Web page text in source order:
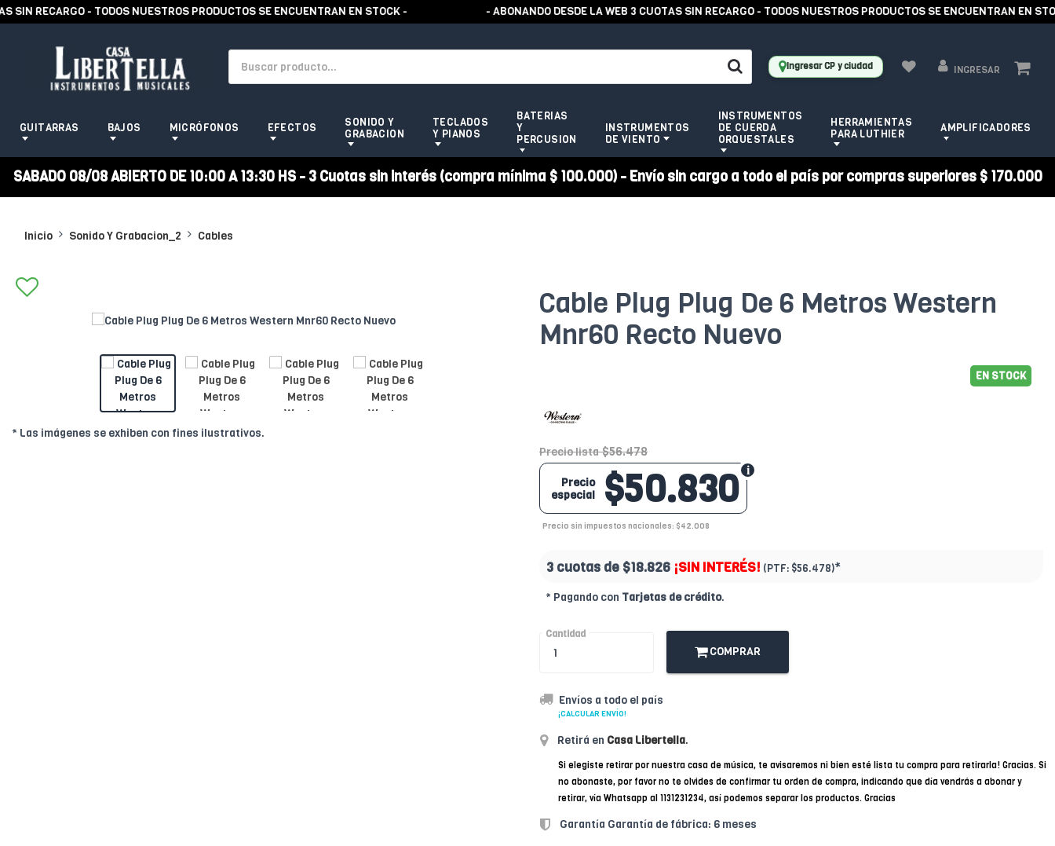
RECARGO - TODOS NUESTROS PRODUCTOS SE ENCUENTRAN EN STOCK - - ABONANDO DESDE LA WEB 3 CUOTAS SIN RECARGO - TODOS NUESTROS PRODUCTOS SE ENCUENTRAN EN STOCK -
Ingresar CP y ciudad INGRESAR
GUITARRAS BAJOS MICRÓFONOS EFECTOS
SONIDO Y
GRABACION
TECLADOS
Y PIANOS
BATERIAS
Y
PERCUSION
INSTRUMENTOS
DE VIENTO
INSTRUMENTOS
DE CUERDA
ORQUESTALES
HERRAMIENTAS
PARA LUTHIER
AMPLIFICADORES
SABADO 08/08 ABIERTO DE 10:00 A 13:30 HS - 3 Cuotas sin interés (compra mínima $ 100.000) - Envío sin cargo a todo el país por compras superiores $ 170.000
Inicio Sonido Y Grabacion_2 Cables
* Las imágenes se exhiben con fines ilustrativos.
Cable Plug Plug De 6 Metros Western
Mnr60 Recto Nuevo
EN STOCK
Precio lista $56.478
$50.830
Precio
especial
Precio sin impuestos nacionales: $42.008
3 cuotas de $18.826 ¡SIN INTERÉS! (PTF: $56.478)*
* Pagando con Tarjetas de crédito.
Cantidad
COMPRAR
Envíos a todo el país
¡CALCULAR ENVÍO!
Retirá en Casa Libertella.
Si elegiste retirar por nuestra casa de música, te avisaremos ni bien esté lista tu compra para retirarla! Gracias. Si
no abonaste, por favor no te olvides de confirmar tu orden de compra, indicando que día vendrás a abonar y
retirar, vía Whatsapp al 1131231234, así podemos separar los productos. Gracias
Garantía Garantía de fábrica: 6 meses